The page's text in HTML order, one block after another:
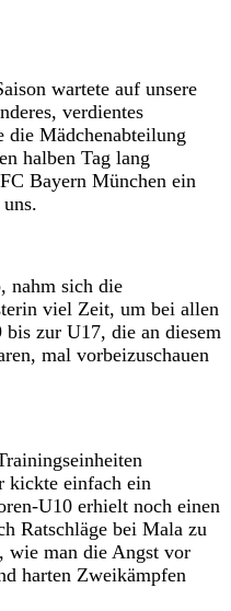
wartete auf unsere
verdientes
Mädchenabteilung
halben Tag lang
Bayern München ein
nahm sich die
viel Zeit, um bei allen
zur U17, die an diesem
mal vorbeizuschauen
kickte einfach ein
U10 erhielt noch einen
Ratschläge bei Mala zu
wie man die Angst vor
harten Zweikämpfen